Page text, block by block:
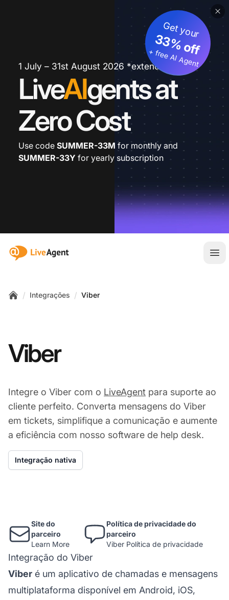
1 July – 31st August 2026 *extended
LiveAIgents at
Zero Cost
Get your
33% off
+ free AI Agent
Use code SUMMER-33M for monthly and
SUMMER-33Y for yearly subscription
:site.title
/ Integrações / Viber
Viber
Integre o Viber com o LiveAgent para suporte ao
cliente perfeito. Converta mensagens do Viber
em tickets, simplifique a comunicação e aumente
a eficiência com nosso software de help desk.
Integração nativa
Site do
parceiro
Learn More
Política de privacidade do
parceiro
Viber Política de privacidade
Integração do Viber
Viber é um aplicativo de chamadas e mensagens
multiplataforma disponível em Android, iOS,